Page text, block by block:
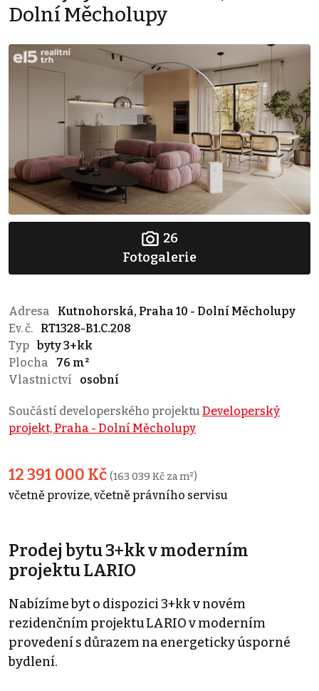
Dolní Měcholupy
26
Fotogalerie
Adresa
Kutnohorská, Praha 10 - Dolní Měcholupy
Ev. č.
RT1328-B1.C.208
Typ byty 3+kk
Plocha
76 m²
Vlastnictví
osobní
Součástí developerského projektu Developerský
projekt, Praha - Dolní Měcholupy
12 391 000 Kč (163 039 Kč za m²)
včetně provize, včetně právního servisu
Prodej bytu 3+kk v moderním
projektu LARIO
Nabízíme byt o dispozici 3+kk v novém
rezidenčním projektu LARIO v moderním
provedení s důrazem na energeticky úsporné
bydlení.